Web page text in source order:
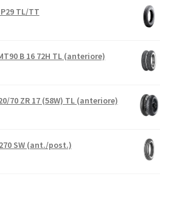
TL/TT
B 16 72H TL (anteriore)
70 ZR 17 (58W) TL (anteriore)
SW (ant./post.)